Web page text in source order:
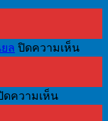
ล ปิดความเห็นบน
ดความเห็นบน